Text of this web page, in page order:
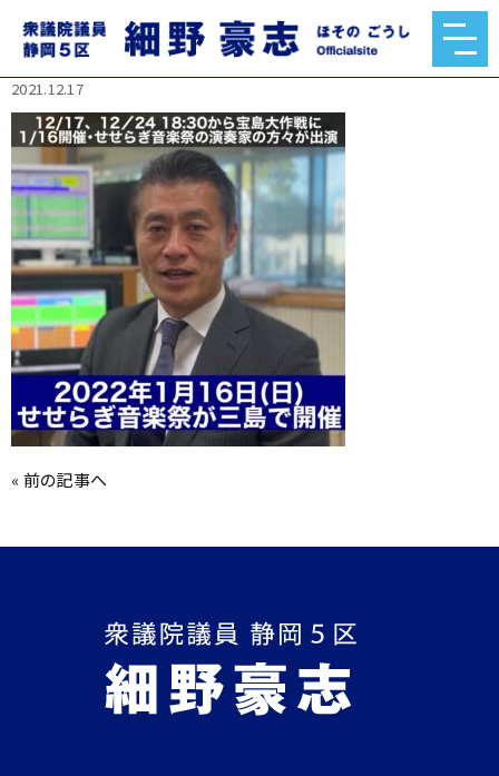
263228110_199077732345164_863971389198212
8508_n.jpg
2021.12.17
«前の記事へ